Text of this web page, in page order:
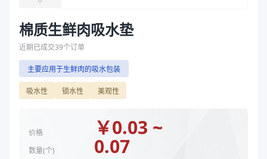
长度（mm）
炫酷黑、珍珠白
商品图片
棉质生鲜肉吸水垫
近期已成交39个订单
主要应用于生鲜肉的吸水包装
吸水性 锁水性 美观性
价格
数量(个)
￥0.03 ~
0.07